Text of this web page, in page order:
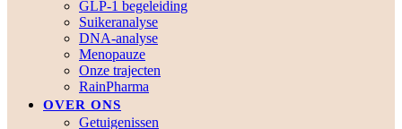
GLP-1 begeleiding
Suikeranalyse
DNA-analyse
Menopauze
Onze trajecten
RainPharma
OVER ONS
Getuigenissen